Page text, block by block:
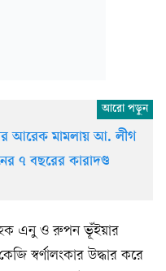
আরেক মামলায় আ. লীগ
৭ বছরের কারাদণ্ড
হক এনু ও রুপন ভূঁইয়ার
স্বর্ণালংকার উদ্ধার করে